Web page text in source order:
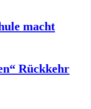
macht
Rückkehr